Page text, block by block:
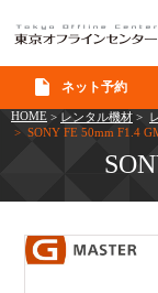
ネット予約
HOME > レンタル機材 >
> SONY FE 50mm F1.4